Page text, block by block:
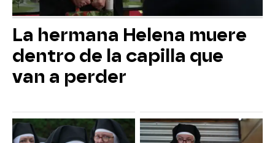
La hermana Helena muere
dentro de la capilla que
van a perder